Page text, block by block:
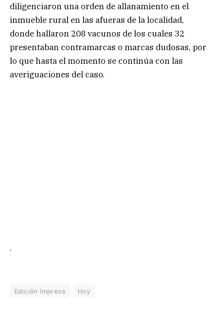
diligenciaron una orden de allanamiento en el
inmueble rural en las afueras de la localidad,
donde hallaron 208 vacunos de los cuales 32
presentaban contramarcas o marcas dudosas, por
lo que hasta el momento se continúa con las
averiguaciones del caso.
.
Edición Impresa Hoy